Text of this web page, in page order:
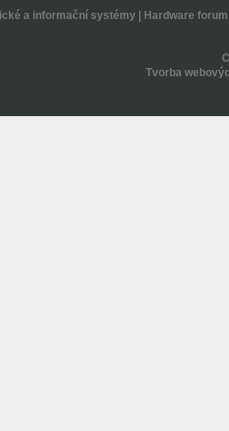
a informační systémy| Hardware forum
Tvorba